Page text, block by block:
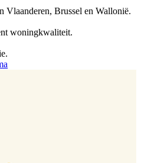
Vlaanderen, Brussel en Wallonië.
woningkwaliteit.